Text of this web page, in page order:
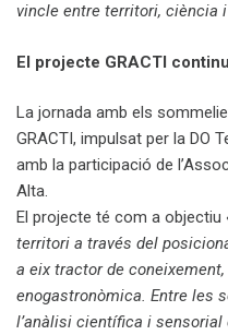
vincle entre territori, ciència
El projecte GRACTI
La jornada amb els
GRACTI, impulsat per la DO
amb la participació de
Alta.
El projecte té com a objectiu
territori a través del
a eix tractor de
enogastronòmica. Entre les
l’anàlisi científica i